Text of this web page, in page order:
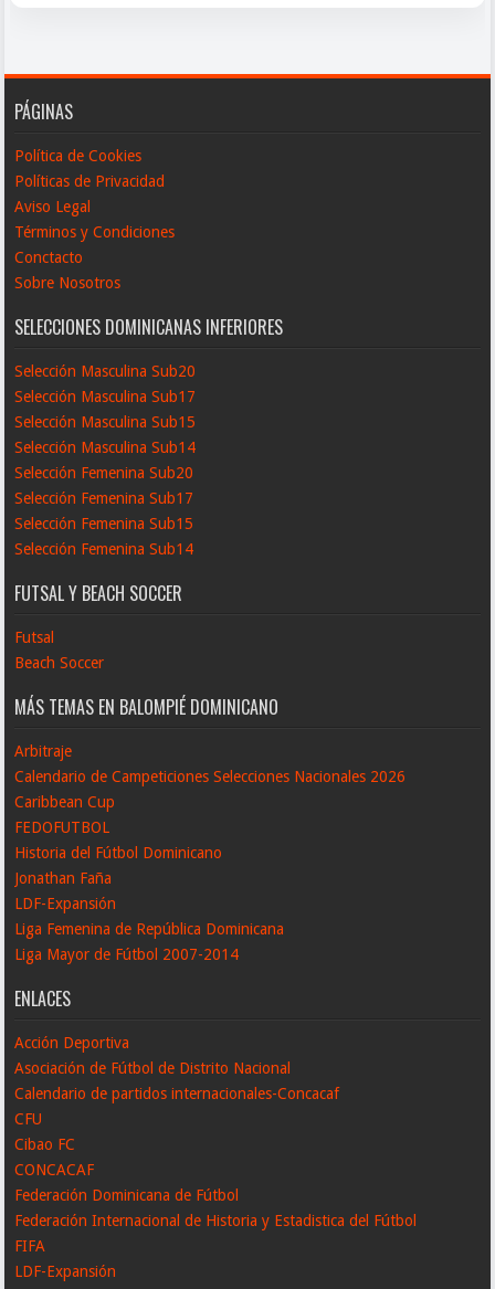
PÁGINAS
Política de Cookies
Políticas de Privacidad
Aviso Legal
Términos y Condiciones
Conctacto
Sobre Nosotros
SELECCIONES DOMINICANAS INFERIORES
Selección Masculina Sub20
Selección Masculina Sub17
Selección Masculina Sub15
Selección Masculina Sub14
Selección Femenina Sub20
Selección Femenina Sub17
Selección Femenina Sub15
Selección Femenina Sub14
FUTSAL Y BEACH SOCCER
Futsal
Beach Soccer
MÁS TEMAS EN BALOMPIÉ DOMINICANO
Arbitraje
Calendario de Campeticiones Selecciones Nacionales 2026
Caribbean Cup
FEDOFUTBOL
Historia del Fútbol Dominicano
Jonathan Faña
LDF-Expansión
Liga Femenina de República Dominicana
Liga Mayor de Fútbol 2007-2014
ENLACES
Acción Deportiva
Asociación de Fútbol de Distrito Nacional
Calendario de partidos internacionales-Concacaf
CFU
Cibao FC
CONCACAF
Federación Dominicana de Fútbol
Federación Internacional de Historia y Estadistica del Fútbol
FIFA
LDF-Expansión